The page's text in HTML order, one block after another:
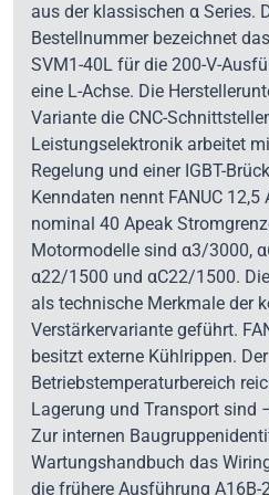
aus der klassischen α Series.
Bestellnummer bezeichnet
SVM1-40L für die 200-V-
eine L-Achse. Die
Variante die CNC-
Leistungselektronik arbeitet
Regelung und einer IGBT-
Kenndaten nennt FANUC
nominal 40 Apeak
Motormodelle sind α3/3000,
α22/1500 und αC22/1500.
als technische Merkmale der
Verstärkervariante geführt.
besitzt externe Kühlrippen.
Betriebstemperaturbereich
Lagerung und Transport sind
Zur internen
Wartungshandbuch das
die frühere Ausführung A16B-